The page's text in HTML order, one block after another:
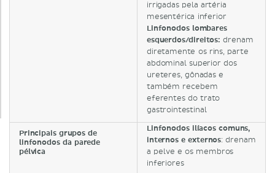
irrigadas pela artéria
mesentérica inferior
Linfonodos lombares
esquerdos/direitos: drenam
diretamente os rins, parte
abdominal superior dos
ureteres, gônadas e
também recebem
eferentes do trato
gastrointestinal
Principais grupos de
linfonodos da parede
pélvica
Linfonodos ilíacos comuns,
internos e externos: drenam
a pelve e os membros
inferiores